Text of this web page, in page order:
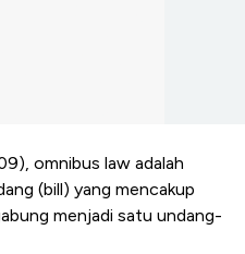
omnibus law adalah
(bill) yang mencakup
menjadi satu undang-